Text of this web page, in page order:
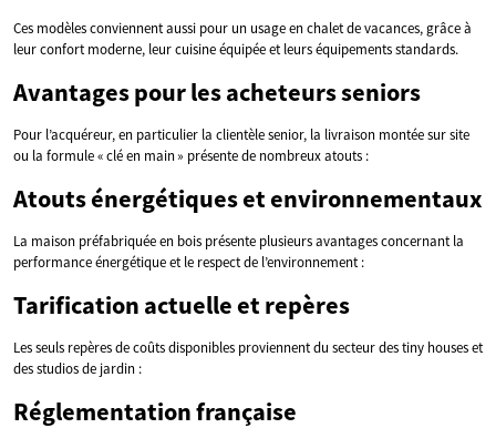
Ces modèles conviennent aussi pour un usage en chalet de vacances, grâce à
leur confort moderne, leur cuisine équipée et leurs équipements standards.
Avantages pour les acheteurs seniors
Pour l’acquéreur, en particulier la clientèle senior, la livraison montée sur site
ou la formule « clé en main » présente de nombreux atouts :
Atouts énergétiques et environnementaux
La maison préfabriquée en bois présente plusieurs avantages concernant la
performance énergétique et le respect de l’environnement :
Tarification actuelle et repères
Les seuls repères de coûts disponibles proviennent du secteur des tiny houses et
des studios de jardin :
Réglementation française